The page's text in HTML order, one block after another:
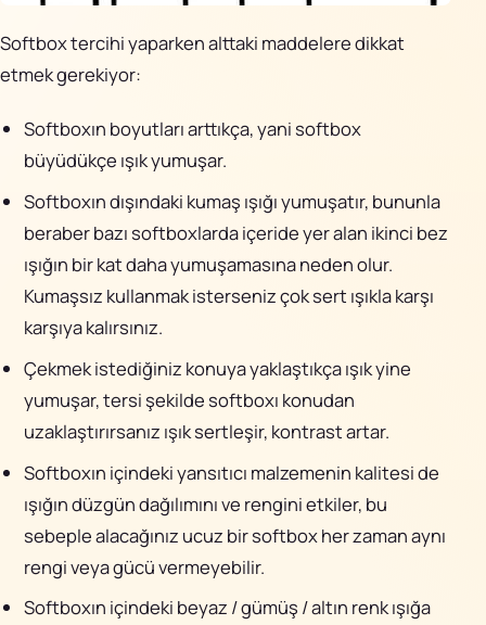
Softbox tercihi yaparken alttaki maddelere dikkat
etmek gerekiyor:
Softboxın boyutları arttıkça, yani softbox
büyüdükçe ışık yumuşar.
Softboxın dışındaki kumaş ışığı yumuşatır, bununla
beraber bazı softboxlarda içeride yer alan ikinci bez
ışığın bir kat daha yumuşamasına neden olur.
Kumaşsız kullanmak isterseniz çok sert ışıkla karşı
karşıya kalırsınız.
Çekmek istediğiniz konuya yaklaştıkça ışık yine
yumuşar, tersi şekilde softboxı konudan
uzaklaştırırsanız ışık sertleşir, kontrast artar.
Softboxın içindeki yansıtıcı malzemenin kalitesi de
ışığın düzgün dağılımını ve rengini etkiler, bu
sebeple alacağınız ucuz bir softbox her zaman aynı
rengi veya gücü vermeyebilir.
Softboxın içindeki beyaz / gümüş / altın renk ışığa